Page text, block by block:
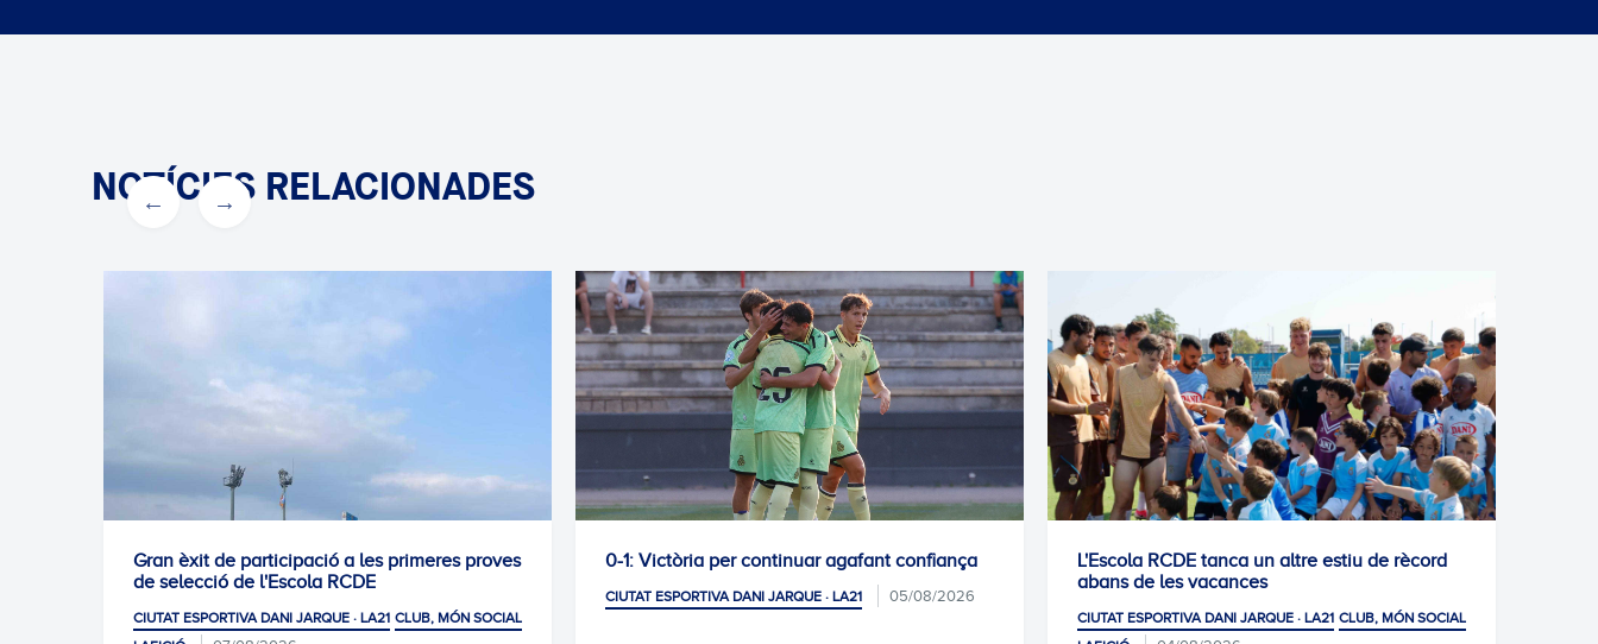
NOTÍCIES RELACIONADES
participació a les primeres proves
l'Escola RCDE
DANI JARQUE · LA21 CLUB, MÓN SOCIAL
0-1: Victòria per continuar agafant confiança
CIUTAT ESPORTIVA DANI JARQUE · LA21 05/08/2026
L'Escola RCDE tanca un altre estiu de rècord
abans de les vacances
CIUTAT ESPORTIVA DANI JARQUE · LA21 CLUB, MÓN SOCIAL
1-1: Empat de mèrit